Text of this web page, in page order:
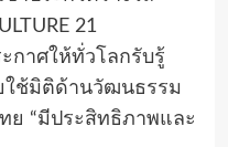
21
ะกาศให้ทั่วโลกรับรู้
ใช้มิติด้านวัฒนธรรม
ย “มีประสิทธิภาพและ